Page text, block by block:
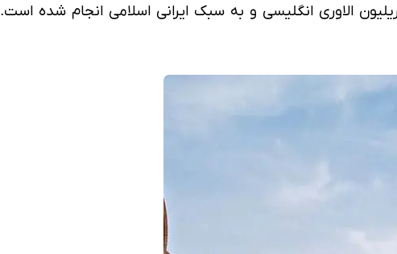
الاوری انگلیسی و به سبک ایرانی اسلامی انجام شده است.